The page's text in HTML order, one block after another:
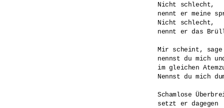
Nicht schlecht,
nennt er meine
Nicht schlecht,
nennt er das
Mir scheint,
nennst du mich
im gleichen
Nennst du mich
Schamlose
setzt er dagegen